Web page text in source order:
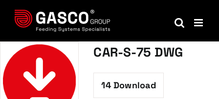
contenuto
CAR-S-75 DWG
14Download